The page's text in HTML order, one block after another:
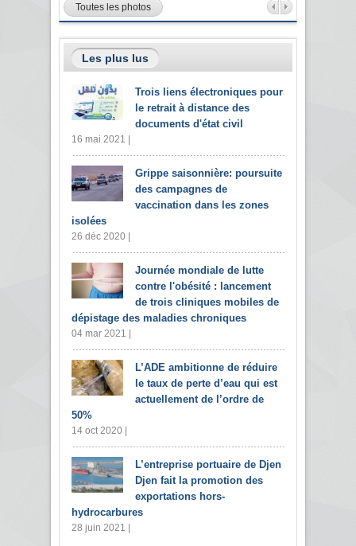
Toutes les photos
Les plus lus
Trois liens électroniques pour
le retrait à distance des
documents d'état civil
16 mai 2021 |
Grippe saisonnière: poursuite
des campagnes de
vaccination dans les zones
isolées
26 déc 2020 |
Journée mondiale de lutte
contre l'obésité : lancement
de trois cliniques mobiles de
dépistage des maladies chroniques
04 mar 2021 |
L’ADE ambitionne de réduire
le taux de perte d’eau qui est
actuellement de l’ordre de
50%
14 oct 2020 |
L’entreprise portuaire de Djen
Djen fait la promotion des
exportations hors-
hydrocarbures
28 juin 2021 |